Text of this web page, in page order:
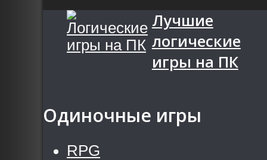
Лучшие
логические
игры на ПК
Одиночные игры
RPG